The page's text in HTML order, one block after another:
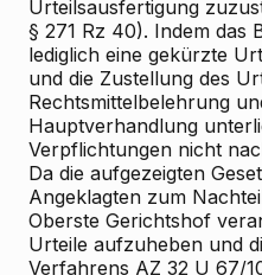
Urteilsausfertigung
§ 271 Rz 40). Indem das
lediglich eine gekürzte
und die Zustellung des
Rechtsmittelbelehrung
Hauptverhandlung
Verpflichtungen nicht
Da die aufgezeigten
Angeklagten zum
Oberste Gerichtshof
Urteile aufzuheben und
Verfahrens AZ 32 U 67/